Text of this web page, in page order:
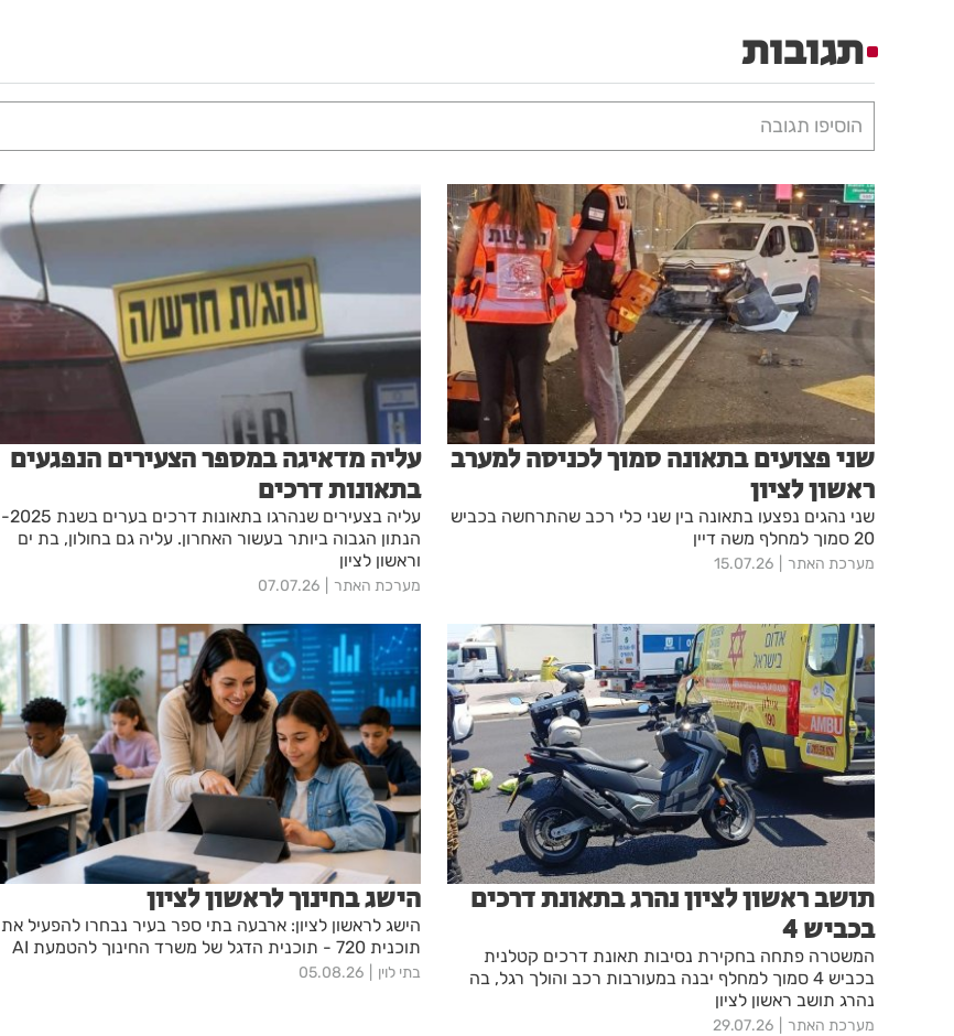
תגובות
הוסיפו תגובה
שני פצועים בתאונה סמוך לכניסה למערב
ראשון לציון
שני נהגים נפצעו בתאונה בין שני כלי רכב שהתרחשה בכביש
20 סמוך למחלף משה דיין
מערכת האתר 15.07.26
עליה מדאיגה במספר הצעירים הנפגעים
בתאונות דרכים
עליה בצעירים שנהרגו בתאונות דרכים בערים בשנת 2025-
הנתון הגבוה ביותר בעשור האחרון. עליה גם בחולון, בת ים
וראשון לציון
מערכת האתר 07.07.26
תושב ראשון לציון נהרג בתאונת דרכים
בכביש 4
המשטרה פתחה בחקירת נסיבות תאונת דרכים קטלנית
בכביש 4 סמוך למחלף יבנה במעורבות רכב והולך רגל, בה
נהרג תושב ראשון לציון
מערכת האתר 29.07.26
הישג בחינוך לראשון לציון
הישג לראשון לציון: ארבעה בתי ספר בעיר נבחרו להפעיל את
תוכנית 720 - תוכנית הדגל של משרד החינוך להטמעת AI
בתי לוין 05.08.26